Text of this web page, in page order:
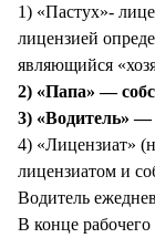
1) «Пастух»-
лицензией
являющийся
2) «Папа» —
3) «Водитель» —
4) «Лицензиат»
лицензиатом и
Водитель
В конце